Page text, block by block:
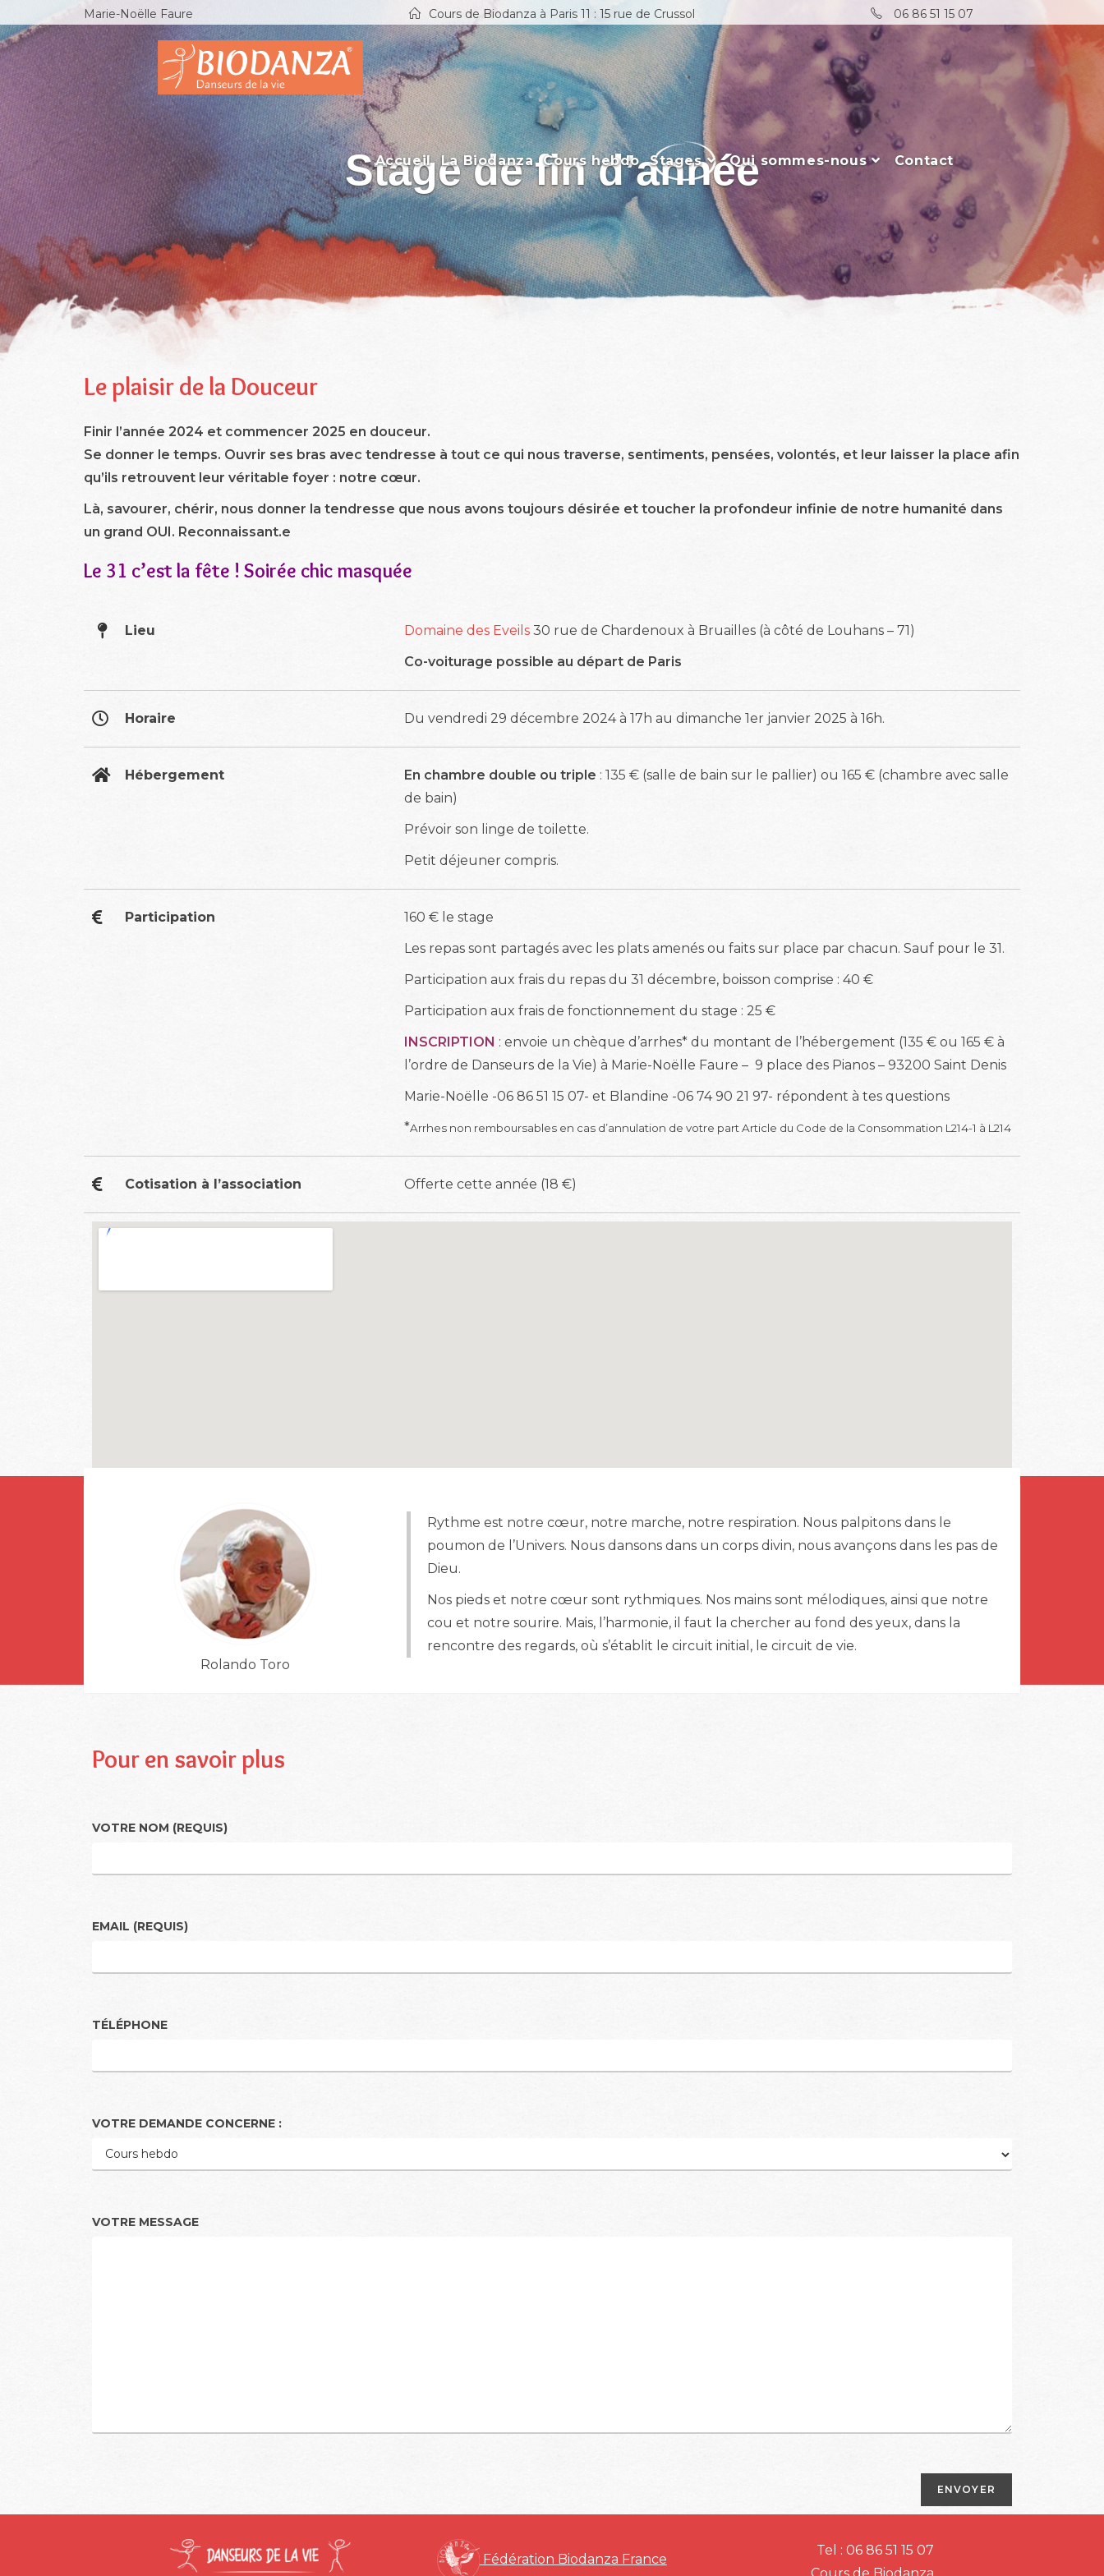
Marie-Noëlle Faure Cours de Biodanza à Paris 11 : 15 rue de Crussol 06 86 51 15 07
Accueil La Biodanza Cours hebdo Stages Qui sommes-nous Contact
Stage de fin d’année
Le plaisir de la Douceur
Finir l’année 2024 et commencer 2025 en douceur.
Se donner le temps. Ouvrir ses bras avec tendresse à tout ce qui nous traverse, sentiments, pensées, volontés, et leur laisser la place afin
qu’ils retrouvent leur véritable foyer : notre cœur.
Là, savourer, chérir, nous donner la tendresse que nous avons toujours désirée et toucher la profondeur infinie de notre humanité dans
un grand OUI. Reconnaissant.e
Le 31 c’est la fête ! Soirée chic masquée
Lieu Domaine des Eveils30 rue de Chardenoux à Bruailles (à côté de Louhans – 71)
Co-voiturage possible au départ de Paris
Horaire Du vendredi 29 décembre 2024 à 17h au dimanche 1er janvier 2025 à 16h.
Hébergement En chambre double ou triple : 135 € (salle de bain sur le pallier) ou 165 € (chambre avec salle
de bain)
Prévoir son linge de toilette.
Petit déjeuner compris.
Participation
160 € le stage
Les repas sont partagés avec les plats amenés ou faits sur place par chacun. Sauf pour le 31.
Participation aux frais du repas du 31 décembre, boisson comprise : 40 €
Participation aux frais de fonctionnement du stage : 25 €
INSCRIPTION : envoie un chèque d’arrhes* du montant de l’hébergement (135 € ou 165 € à
l’ordre de Danseurs de la Vie) à Marie-Noëlle Faure – 9 place des Pianos – 93200 Saint Denis
Marie-Noëlle -06 86 51 15 07- et Blandine -06 74 90 21 97- répondent à tes questions
*Arrhes non remboursables en cas d’annulation de votre part Article du Code de la Consommation L214-1 à L214
Cotisation à l’association Offerte cette année (18 €)
Rolando Toro
Rythme est notre cœur, notre marche, notre respiration. Nous palpitons dans le
poumon de l’Univers. Nous dansons dans un corps divin, nous avançons dans les pas de
Dieu.
Nos pieds et notre cœur sont rythmiques. Nos mains sont mélodiques, ainsi que notre
cou et notre sourire. Mais, l’harmonie, il faut la chercher au fond des yeux, dans la
rencontre des regards, où s’établit le circuit initial, le circuit de vie.
Pour en savoir plus
VOTRE NOM (REQUIS)
EMAIL (REQUIS)
TÉLÉPHONE
VOTRE DEMANDE CONCERNE :
VOTRE MESSAGE
Fédération Biodanza France
Tel : 06 86 51 15 07
Cours de Biodanza